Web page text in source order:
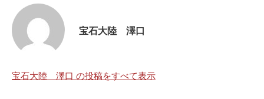
宝石大陸 澤口
宝石大陸 澤口 の投稿をすべて表示